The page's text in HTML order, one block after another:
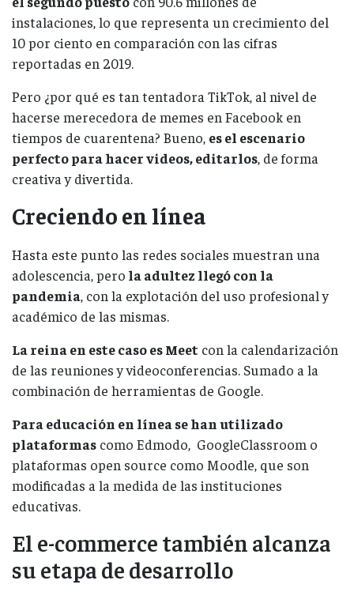
instalaciones, lo que representa un crecimiento del
10 por ciento en comparación con las cifras
reportadas en 2019.
Pero ¿por qué es tan tentadora TikTok, al nivel de
hacerse merecedora de memes en Facebook en
tiempos de cuarentena? Bueno, es el escenario
perfecto para hacer videos, editarlos, de forma
creativa y divertida.
Creciendo en línea
Hasta este punto las redes sociales muestran una
adolescencia, pero la adultez llegó con la
pandemia, con la explotación del uso profesional y
académico de las mismas.
La reina en este caso es Meet con la calendarización
de las reuniones y videoconferencias. Sumado a la
combinación de herramientas de Google.
Para educación en línea se han utilizado
plataformas como Edmodo, GoogleClassroom o
plataformas open source como Moodle, que son
modificadas a la medida de las instituciones
educativas.
El e-commerce también alcanza
su etapa de desarrollo